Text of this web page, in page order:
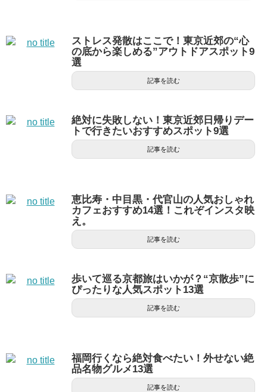
ストレス発散はここで！東京近郊の“心
の底から楽しめる”アウトドアスポット9
選
記事を読む
絶対に失敗しない！東京近郊日帰りデー
トで行きたいおすすめスポット9選
記事を読む
恵比寿・中目黒・代官山の人気おしゃれ
カフェおすすめ14選！これぞインスタ映
え。
記事を読む
歩いて巡る京都旅はいかが？“京散歩”に
ぴったりな人気スポット13選
記事を読む
福岡行くなら絶対食べたい！外せない絶
品名物グルメ13選
記事を読む